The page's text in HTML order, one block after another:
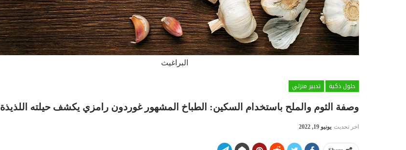
البراغيث
حلول ذكية
تدبير منزلي
وصفة الثوم والملح باستخدام السكين: الطباخ المشهور غوردون رامزي يكشف حيلته اللذيذة
اخر تحديث يونيو 19, 2022